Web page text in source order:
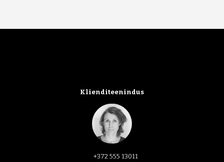
Klienditeenindus
+372 555 13011